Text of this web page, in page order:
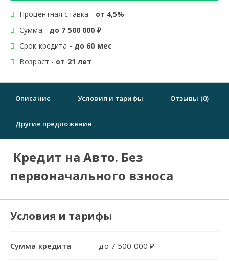
Процентная ставка - от 4,5%
Сумма - до 7 500 000 ₽
Срок кредита - до 60 мес
Возраст - от 21 лет
Описание Условия и тарифы Отзывы (0)
Другие предложения
Кредит на Авто. Без
первоначального взноса
Условия и тарифы
Сумма кредита - до 7 500 000 ₽